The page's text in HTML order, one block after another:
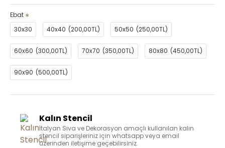
Ebat
30x30
40x40 (200,00TL) 50x50 (250,00TL)
60x60 (300,00TL) 70x70 (350,00TL) 80x80 (450,00TL)
90x90 (500,00TL)
Kalın Stencil
İtalyan Sıva ve Dekorasyon amaçlı kullanılan kalın
stencil siparişleriniz için whatsapp veya email
üzerinden iletişime geçebilirsiniz.